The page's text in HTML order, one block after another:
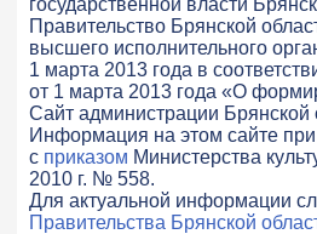
государственной власти
Правительство Брянской
высшего исполнительного
1 марта 2013 года в
от 1 марта 2013 года «О
Cайт администрации Брянской
Информация на этом сайте
с приказом Министерства
2010 г. № 558.
Для актуальной информации
Правительства Брянской